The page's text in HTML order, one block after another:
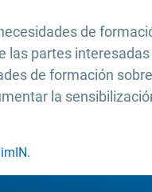
de
las partes
de formación
la
.